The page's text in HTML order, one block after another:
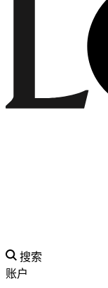
搜索
账户